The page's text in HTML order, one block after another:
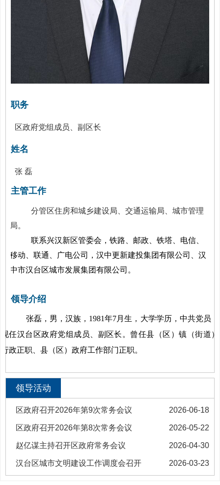
职务
区政府党组成员、副区长
姓名
张 磊
主管工作
分管区住房和城乡建设局、交通运输局、城市管理
局。
联系兴汉新区管委会，铁路、邮政、铁塔、电信、
移动、联通、广电公司，汉中更新建投集团有限公司、汉
中市汉台区城市发展集团有限公司。
领导介绍
张磊，男，汉族， 1981年7月生，大学学历，中共党员，
现任汉台区政府党组成员、副区长。曾任县（区）镇（街道）
行政正职、县（区）政府工作部门正职。
领导活动
2026-06-18
区政府召开2026年第9次常务会议
2026-05-22
区政府召开2026年第8次常务会议
2026-04-30
赵亿谋主持召开区政府常务会议
2026-03-23
汉台区城市文明建设工作调度会召开